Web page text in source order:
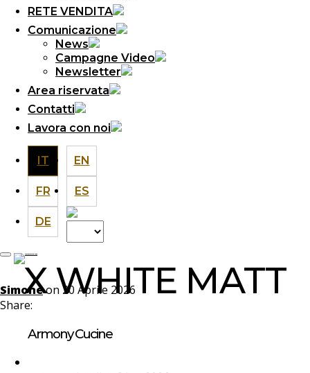
RETE VENDITA
Comunicazione
News
Campagne Video
Newsletter
Area riservata
Contatti
Lavora con noi
IT EN
FR ES
DE
Scegli
una
X WHITE MATT
Simoneon 20 Aprile 2026
Share:
Armony Cucine